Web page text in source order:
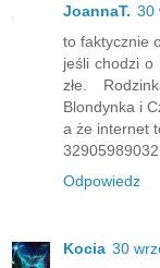
JoannaT. 30
to faktycznie
jeśli chodzi
złe.
Blondynka i
a że internet
Odpowiedz
Kocia 30